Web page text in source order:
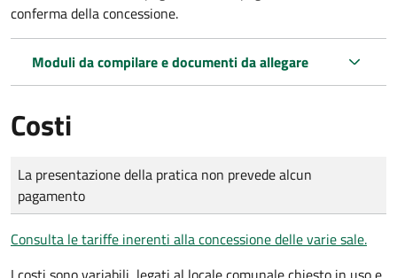
conferma della concessione.
Moduli da compilare e documenti da allegare
Costi
Tipo di pagamento
Importo
La presentazione della pratica non prevede alcun
pagamento
Consulta le tariffe inerenti alla concessione delle varie sale.